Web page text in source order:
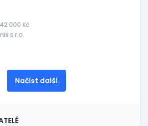
000 Kč
s.r.o.
Načíst další